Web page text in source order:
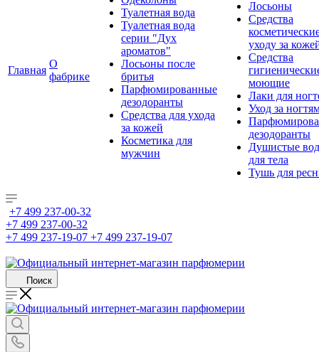
Главная
О
фабрике
Туалетная вода
Туалетная вода
серии "Дух
ароматов"
Лосьоны после
бритья
Парфюмированные
дезодоранты
Средства для ухода
за кожей
Косметика для
мужчин
Лосьоны
Средства
уходу за
Средства
моющие
Лаки для
Уход за
дезодоранты
Душистые
для тела
Тушь для
+7 499 237-00-32
+7 499 237-00-32
+7 499 237-19-07 +7 499 237-19-07
Поиск